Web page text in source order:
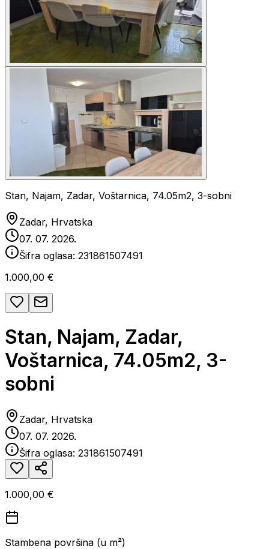
Stan, Najam, Zadar, Voštarnica, 74.05m2, 3-sobni
Zadar, Hrvatska
07. 07. 2026.
Šifra oglasa: 231861507491
1.000,00 €
Stan, Najam, Zadar,
Voštarnica, 74.05m2, 3-
sobni
Zadar, Hrvatska
07. 07. 2026.
Šifra oglasa: 231861507491
1.000,00 €
Stambena površina (u m²)